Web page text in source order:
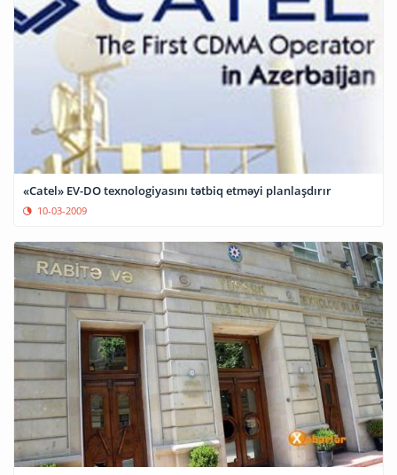
«Catel» EV-DO texnologiyasını tətbiq etməyi planlaşdırır
10-03-2009